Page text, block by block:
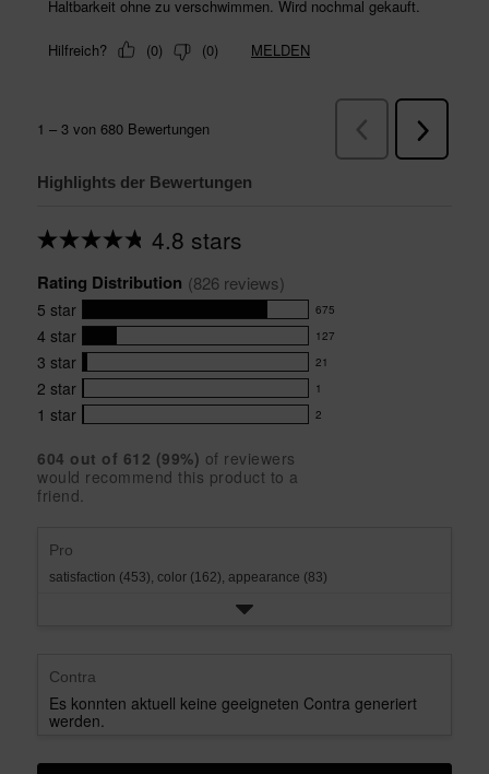
Highlights der Bewertungen
4.8 stars
Average
for
this
product:
4.8
out
of
5
stars
Rating Distribution (826 reviews)
5 star 675
675
reviews
with
5
star
rating.
4 star 127
127
reviews
with
4
rating.
3 star 21
21
reviews
with
star
rating.
2 star 1
1
reviews
2
star
rating.
1 star 2
2
with
1
604 out of 612 (99%) of reviewers
would recommend this product to a
friend.
Pro
satisfaction (453), color (162), appearance (83)
Contra
Es konnten aktuell keine geeigneten Contra generiert
werden.